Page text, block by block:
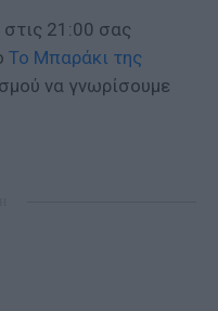
21:00 σας
Το Μπαράκι της
να γνωρίσουμε